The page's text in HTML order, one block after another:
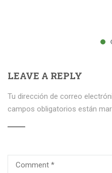
LEAVE A REPLY
Tu dirección de correo
campos obligatorios están